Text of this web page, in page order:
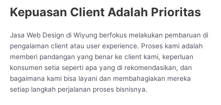
Kepuasan Client Adalah Prioritas
Jasa Web Design di Wiyung berfokus melakukan pembaruan di
pengalaman client atau user experience. Proses kami adalah
memberi pandangan yang benar ke client kami, keperluan
konsumen setia seperti apa yang di rekomendasikan, dan
bagaimana kami bisa layani dan membahagiakan mereka
setiap langkah perjalanan proses bisnisnya.